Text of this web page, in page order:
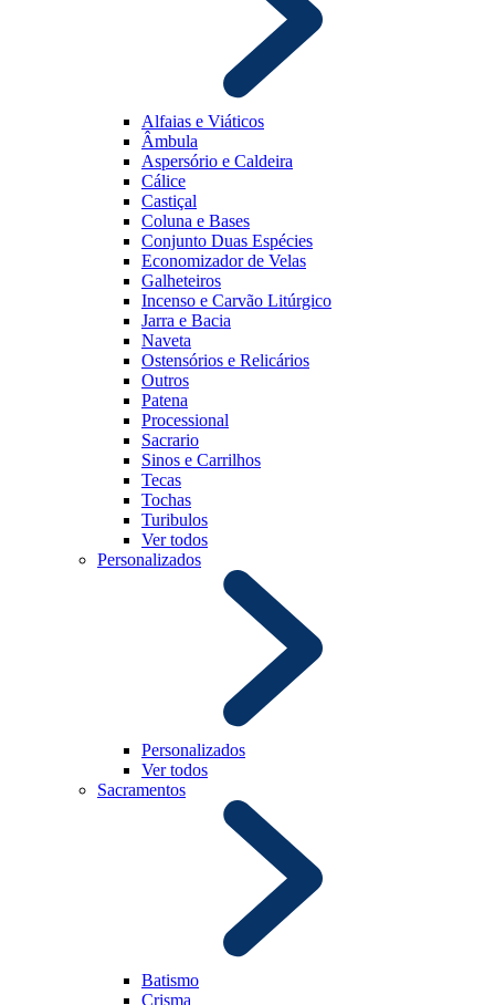
Alfaias e Viáticos
Âmbula
Aspersório e Caldeira
Cálice
Castiçal
Coluna e Bases
Conjunto Duas Espécies
Economizador de Velas
Galheteiros
Incenso e Carvão Litúrgico
Jarra e Bacia
Naveta
Ostensórios e Relicários
Outros
Patena
Processional
Sacrario
Sinos e Carrilhos
Tecas
Tochas
Turibulos
Ver todos
Personalizados
Personalizados
Ver todos
Sacramentos
Batismo
Crisma